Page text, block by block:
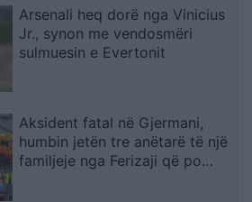
Arsenali heq dorë nga Vinicius
Jr., synon me vendosmëri
sulmuesin e Evertonit
Aksident fatal në Gjermani,
humbin jetën tre anëtarë të një
familjeje nga Ferizaji që po